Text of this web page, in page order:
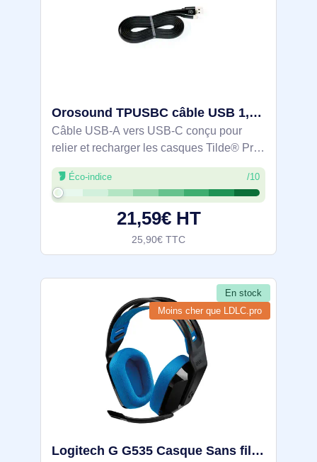
Orosound TPUSBC câble USB 1,2 m USB A USB C Noir - TP-USBC
Câble USB-A vers USB-C conçu pour
relier et recharger les casques Tilde® Pro
en environnement bureautique et visio.
Longueur 1,2 m pour une utilisation
confortable au poste de travail.
Éco-indice /10
21,59€ HT
25,90€ TTC
En stock
Moins cher que LDLC.pro
Logitech G G535 Casque Sans fil Arceau Gaming Noir, Bleu - 939-002219